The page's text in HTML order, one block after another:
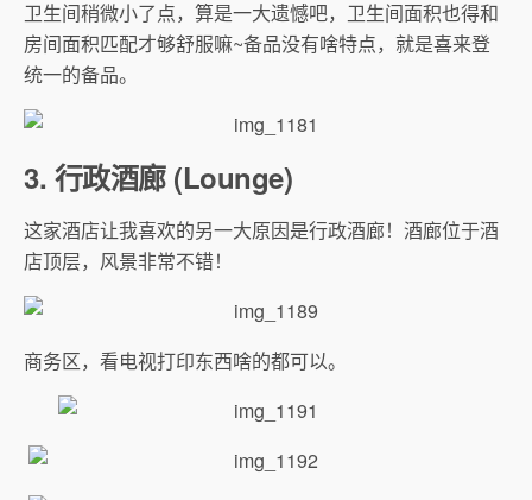
卫生间稍微小了点，算是一大遗憾吧，卫生间面积也得和
房间面积匹配才够舒服嘛~备品没有啥特点，就是喜来登
统一的备品。
3. 行政酒廊 (Lounge)
这家酒店让我喜欢的另一大原因是行政酒廊！酒廊位于酒
店顶层，风景非常不错！
商务区，看电视打印东西啥的都可以。